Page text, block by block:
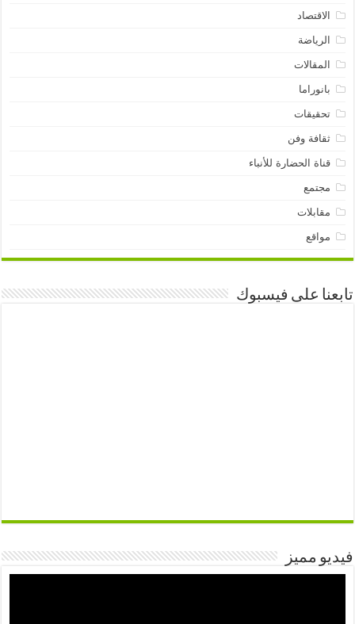
الاقتصاد
الرياضة
المقالات
بانوراما
تحقيقات
ثقافة وفن
قناة الحضارة للأنباء
مجتمع
مقابلات
مواقع
تابعنا على فيسبوك
فيديو مميز